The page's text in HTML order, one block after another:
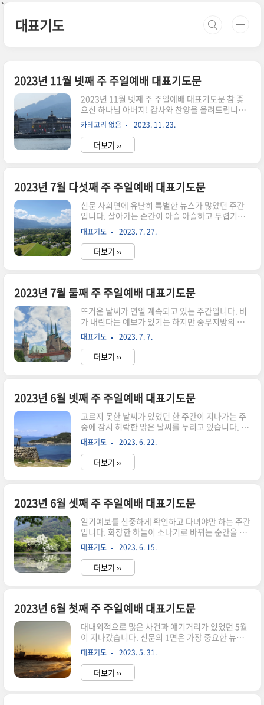
`
본문 바로가기
대표기도
2023년 11월 넷째 주 주일예배 대표기도문
2023년 11월 넷째 주 주일예배 대표기도문 참 좋
으신 하나님 아버지! 감사와 찬양을 올려드립니다.
지난 주일에는 추수감사절로 감사하는 예배를 드리
게 하시고, 오늘도 거룩한 주일에 이 땅에 있는 모든
교회에 모여 하나님께 예배를 올려 드리오니 영광
받아 주시옵소서. 독생자 예수그리스도를 보내주
말씀대로 순종하며 하늘에 소망을 두며 기쁨도 누
릴 수 있도록 인도하여 주시옵소서. 어느덧 1년의
끝자락에 다가 섰습니다. 모든 시간이 주님의 은혜
로 잘 지낼 수 있었고 어렵고 힘든 상황에서도 주님
의 도우시는 손길을 느끼며 견뎌낼 수 있었습니다.
세상은 전쟁과 기근 등으로 어지러운 상황에 있습
니다. 우리의 허망한 욕심으로 하..
카테고리 없음 2023. 11. 23.
더보기 ››
2023년 7월 다섯째 주 주일예배 대표기도문
신문 사회면에 유난히 특별한 뉴스가 많았던 주간
입니다. 살아가는 순간이 아슬 아슬하고 두렵기도
합니다. 만물을 창조하시고 천지를 인간에게 허락
하신 하나님. 마땅히 영광받으셔야 하실 하나님을
바라보면 죄인이 더욱 죄를 알게 합니다. 거리에서
피습을 당해서 목숨을 잃고, 존경받으면서 헌신적
리모두가 사용자가 될 수 있고 제공자도 될 수 있다
는 점에서 사랑을 회복하는 진지한 마음의 자세가
요구됩니다. 더욱 하나님을 바라보며 의지할 수 밖
에 없음을 고백하게 되는 주간입니다. 우리 모두는
지금 있는 자리에서 하나님이 보시기에 기뻐하심을
보여드릴 수 있는 성도인지 추스려보아야 겠다는
생각을 하면서 저도 생각에 잠겨 보았..
대표기도 2023. 7. 27.
더보기 ››
2023년 7월 둘째 주 주일예배 대표기도문
뜨거운 날씨가 연일 계속되고 있는 주간입니다. 비
가 내린다는 예보가 있기는 하지만 중부지방의 날
씨는 뜨거운 여름입니다. 여름 더위가 시작된다는
소서도 있으니 계절적으로도 더워야 할 시기입니
다. 한 주간을 보내면서 여름성경학교 등 행사 준비
에 바쁜 교사들의 모임을 자주 보게 됩니다. 코로나
다. 영적으로 건강한 여름이 되기를 바라면서 2023
년 7월 둘째 주 주일예배 대표기도문을 작성하였습
니다. 2023년 7월 2주차 주일예배 대표기도문 전
지전능하신 하나님 아버지! 세상 만물을 창조하시
고 허락하시며 계획대로 이끌어 가시고 사랑하여
주심에 감사드립니다. 독생자 예수그리스도의 대
속함으로 하나님의 백성으로 삼아주시고 ..
대표기도 2023. 7. 7.
더보기 ››
2023년 6월 넷째 주 주일예배 대표기도문
고르지 못한 날씨가 있었던 한 주간이 지나가는 주
중에 잠시 허락한 맑은 날씨를 누리고 있습니다. 살
아가는 순간마다 주님의 은혜임을 느끼며 감사하게
지냈습니다. 운전 중 바로 앞에서 교통사고가 발생
하는 일을 목격하면서 더욱 낮아질 수 밖에 없고 주
님을 의지할 수 밖에 없습니다. 감사한 마음으로
문 천지 만물을 창조하시고 인간의 역사를 주관하
시는 하나님께 감사와 영광을 올려드립니다. 주일
예배를 허락하시고 말씀으로 인도하시는 하나님의
거룩하심에 따라 은혜가 넘치는 예배가 되게 하여
주시옵소서. 십자가의 구원으로 죄인의 자리에서
의인의 자리로 옮겨 주시고 한없는 사랑으로 도우
심에 감사드립니다. 성령님의 능력으..
대표기도 2023. 6. 22.
더보기 ››
2023년 6월 셋째 주 주일예배 대표기도문
일기예보를 신중하게 확인하고 다녀야만 하는 주간
입니다. 화창한 하늘이 소나기로 바뀌는 순간을 체
험하면서 믿음의 자심감도 함부로 내세울 것이 못
된다는 순간적인 생각을 해보았습니다. 내리는 비
도 피하지 못하는 우리는 너무 자신만만하게 지내
고 있는 것은 아닌지 감사하고 겸손한 마음으로 생
의 순간이 기적이며 도우심의 연속입니다. 이런 생
각은 화요일에 다녀 온 장례식장에서도 느낄 수 있
었습니다. 주님과 같이 동행하며 성공하는 삶을 누
리는 거룩한 주간되길 바라며 2023년 6월 셋째 주
주일예배 대표기도문을 작성하였습니다. 2023년
6월 3주 차 주일예배 대표기도문 전능하신 하나님
아버지! 천지 만물을 창조하신 하나님..
대표기도 2023. 6. 15.
더보기 ››
2023년 6월 첫째 주 주일예배 대표기도문
대내외적으로 많은 사건과 얘기거리가 있었던 5월
이 지나갔습니다. 신문의 1면은 가장 중요한 뉴스
로 다루어지는데 대체로 어둡고 다툼있는 기사가
대부분이였습니다. 하나님이 세상을 창조하시고
기뻐하셨는데 지금 우리가 살고있는 세상은 기뻐할
만한 부분이 매우 부족합니다. 하나님을 믿는 우리
대표기도 2023. 5. 31.
더보기 ››